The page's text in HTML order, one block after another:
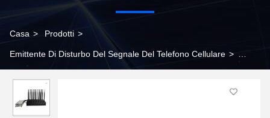
Casa > Prodotti >
Emittente Di Disturbo Del Segnale Del Telefono Cellulare >
GPS UHF VHF